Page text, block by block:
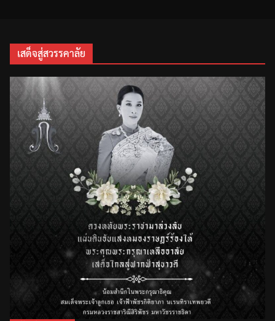
เสด็จสู่สวรรคาลัย